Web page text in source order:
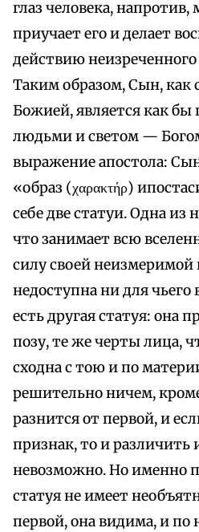
глаз человека,
приучает его и делает
действию
Таким образом, Сын, как
Божией, является как
людьми и светом —
выражение апостола:
«образ (χαρακτήρ)
себе две статуи. Одна из
что занимает всю
силу своей
недоступна ни для чьего
есть другая статуя: она
позу, те же черты лица,
сходна с тою и по
решительно ничем,
разнится от первой, и
признак, то и различить
невозможно. Но именно
статуя не имеет
первой, она видима, и по